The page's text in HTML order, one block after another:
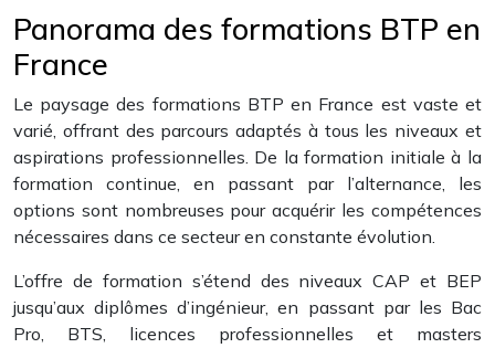
Panorama des formations BTP en
France
Le paysage des formations BTP en France est vaste et
varié, offrant des parcours adaptés à tous les niveaux et
aspirations professionnelles. De la formation initiale à la
formation continue, en passant par l’alternance, les
options sont nombreuses pour acquérir les compétences
nécessaires dans ce secteur en constante évolution.
L’offre de formation s’étend des niveaux CAP et BEP
jusqu’aux diplômes d’ingénieur, en passant par les Bac
Pro, BTS, licences professionnelles et masters